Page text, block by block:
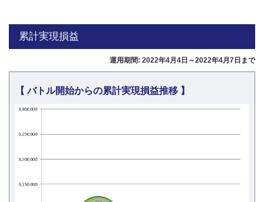
累計実現損益
運用期間: 2022年4月4日～2022年4月7日まで
【 バトル開始からの累計実現損益推移 】